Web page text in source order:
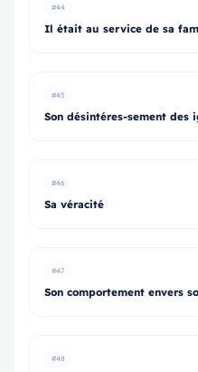
#44
Il était au service de sa
#45
Son désintéres-sement des
#46
Sa véracité
#47
Son comportement envers
#48